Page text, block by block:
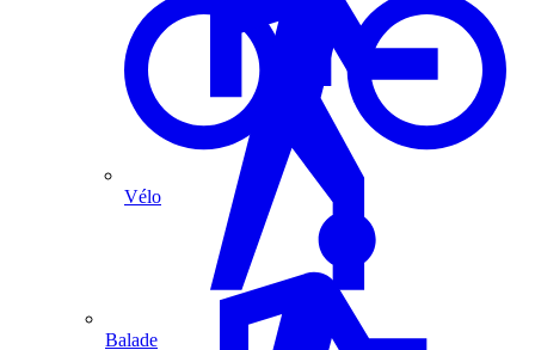
Vélo
Balade